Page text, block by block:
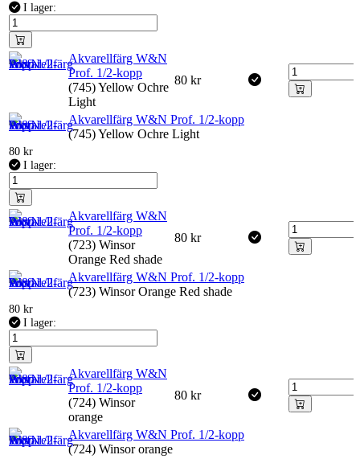
I lager:
Akvarellfärg W&N
Prof. 1/2-kopp
(745) Yellow Ochre
Light
80 kr
Akvarellfärg W&N Prof. 1/2-kopp
(745) Yellow Ochre Light
80 kr
I lager:
Akvarellfärg W&N
Prof. 1/2-kopp
(723) Winsor
Orange Red shade
80 kr
Akvarellfärg W&N Prof. 1/2-kopp
(723) Winsor Orange Red shade
80 kr
I lager:
Akvarellfärg W&N
Prof. 1/2-kopp
(724) Winsor
orange
80 kr
Akvarellfärg W&N Prof. 1/2-kopp
(724) Winsor orange